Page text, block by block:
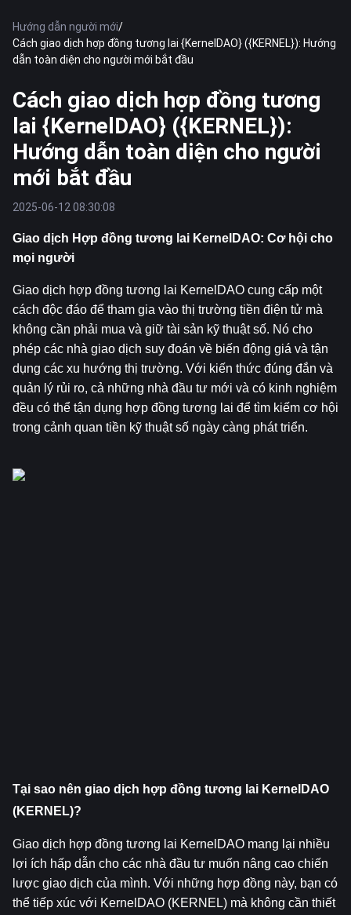
Hướng dẫn người mới/
Cách giao dịch hợp đồng tương lai {KernelDAO} ({KERNEL}): Hướng
dẫn toàn diện cho người mới bắt đầu
Cách giao dịch hợp đồng tương
lai {KernelDAO} ({KERNEL}):
Hướng dẫn toàn diện cho người
mới bắt đầu
2025-06-12 08:30:08
Giao dịch Hợp đồng tương lai KernelDAO: Cơ hội cho
mọi người
Giao dịch hợp đồng tương lai KernelDAO cung cấp một
cách độc đáo để tham gia vào thị trường tiền điện tử mà
không cần phải mua và giữ tài sản kỹ thuật số. Nó cho
phép các nhà giao dịch suy đoán về biến động giá và tận
dụng các xu hướng thị trường. Với kiến thức đúng đắn và
quản lý rủi ro, cả những nhà đầu tư mới và có kinh nghiệm
đều có thể tận dụng hợp đồng tương lai để tìm kiếm cơ hội
trong cảnh quan tiền kỹ thuật số ngày càng phát triển.
Tại sao nên giao dịch hợp đồng tương lai KernelDAO
(KERNEL)?
Giao dịch hợp đồng tương lai KernelDAO mang lại nhiều
lợi ích hấp dẫn cho các nhà đầu tư muốn nâng cao chiến
lược giao dịch của mình. Với những hợp đồng này, bạn có
thể tiếp xúc với KernelDAO (KERNEL) mà không cần thiết